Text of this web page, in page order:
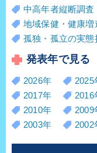
中高年者縦断調査
地域保健・健康増
孤独・孤立の実態
発表年で見る
2026年 2025
2017年
2016
2010年
2009
2003年
2002